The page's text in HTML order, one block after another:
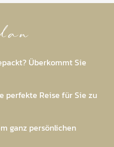
Überkommt Sie
perfekte Reise für Sie zu
ganz persönlichen